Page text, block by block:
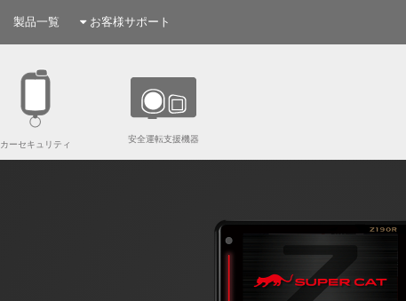
製品一覧 お客様サポート
カーセキュリティ
安全運転支援機器